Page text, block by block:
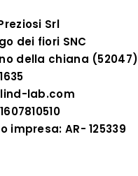
Srl
dei fiori SNC
della chiana (52047)
lab.com
impresa: AR- 125339